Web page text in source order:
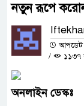
নতুন রূপে
আপডেট
/
১১৩৭
অনলাইন ডেস্কঃ